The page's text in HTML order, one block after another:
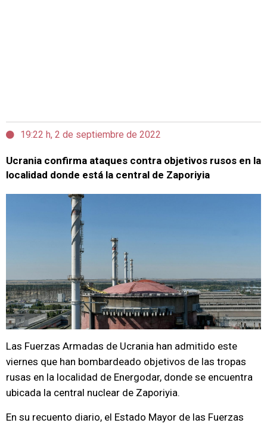
19:22 h, 2 de septiembre de 2022
Ucrania confirma ataques contra objetivos rusos en la
localidad donde está la central de Zaporiyia
Las Fuerzas Armadas de Ucrania han admitido este
viernes que han bombardeado objetivos de las tropas
rusas en la localidad de Energodar, donde se encuentra
ubicada la central nuclear de Zaporiyia.
En su recuento diario, el Estado Mayor de las Fuerzas